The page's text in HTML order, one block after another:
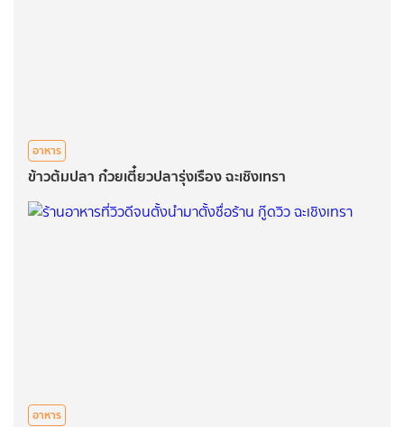
อาหาร
ข้าวต้มปลา ก๋วยเตี๋ยวปลารุ่งเรือง ฉะเชิงเทรา
อาหาร